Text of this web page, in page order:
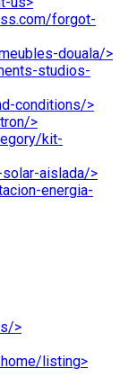
forgot-
douala/>
studios-
conditions/>
>
kit-
aislada/>
energia-
>
listing>